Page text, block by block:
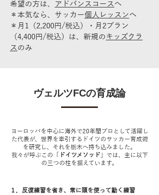
希望の方は、
アドバンスコースへ
＊本気なら、サッカー個人レッスンへ
＊月1（2,200円/税込）・月2プラン
（4,400円/税込）は、新規のキッズクラ
スのみ
ヴェルツFCの育成論
ヨーロッパを中心に海外で20年間プロとして活躍し
た代表が、世界を牽引するドイツのサッカー育成術
を研究し、それを栃木へ持ち込みました。
我々が呼ぶこの「
ドイツメソッド 」では、主に以下
の三つの柱を据えています。
１．反復練習を省き、常に頭を使って動く練習